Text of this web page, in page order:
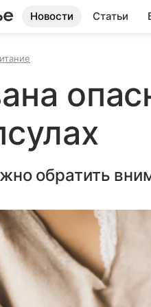
Новости Статьи
обратить